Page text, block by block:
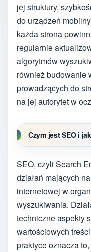
jej struktury,
do urządzeń
każda strona
regularnie
algorytmów
również budowanie
prowadzących do
na jej autorytet w
Czym jest SEO i
SEO, czyli Search
działań mających
internetowej w
wyszukiwania.
techniczne aspekty
wartościowych
praktyce oznacza